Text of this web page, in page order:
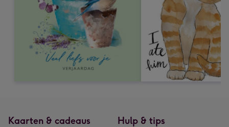
Kaarten & cadeaus Hulp & tips